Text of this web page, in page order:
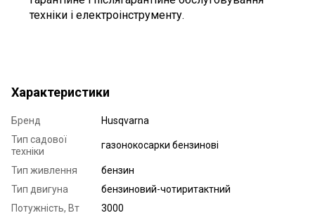
техніки і електроінструменту.
Характеристики
Бренд
Husqvarna
Тип садової
техніки
газонокосарки бензинові
Тип живлення
бензин
Тип двигуна
бензиновий-чотиритактний
Потужність, Вт
3000